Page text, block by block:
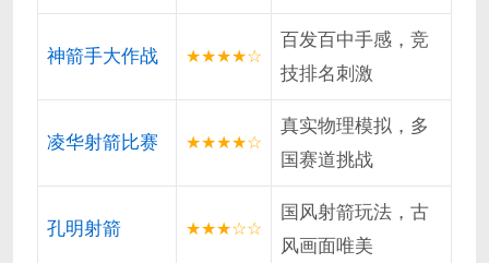
神箭手大作战 ★★★★☆
百发百中手感，竞
技排名刺激
凌华射箭比赛 ★★★★☆
真实物理模拟，多
国赛道挑战
孔明射箭 ★★★☆☆
国风射箭玩法，古
风画面唯美